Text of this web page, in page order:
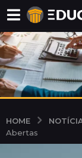
HOME
Abertas